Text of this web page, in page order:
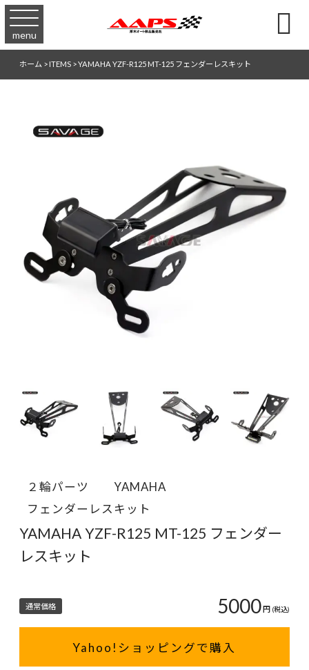
menu 
ホーム>ITEMS>YAMAHA YZF-R125 MT-125 フェンダーレスキット
２輪パーツ
YAMAHA
フェンダーレスキット
YAMAHA YZF-R125 MT-125 フェンダー
レスキット
通常価格 5000円 (税込)
Yahoo!ショッピングで購入